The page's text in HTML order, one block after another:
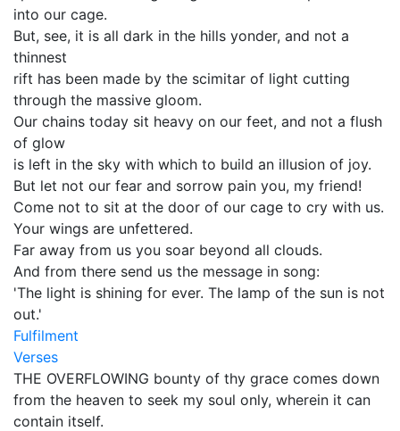
into our cage.
But, see, it is all dark in the hills yonder, and not a
thinnest
rift has been made by the scimitar of light cutting
through the massive gloom.
Our chains today sit heavy on our feet, and not a flush
of glow
is left in the sky with which to build an illusion of joy.
But let not our fear and sorrow pain you, my friend!
Come not to sit at the door of our cage to cry with us.
Your wings are unfettered.
Far away from us you soar beyond all clouds.
And from there send us the message in song:
'The light is shining for ever. The lamp of the sun is not
out.'
Fulfilment
Verses
THE OVERFLOWING bounty of thy grace comes down
from the heaven to seek my soul only, wherein it can
contain itself.